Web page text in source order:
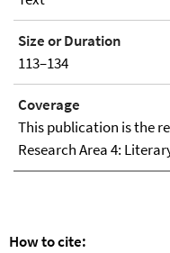
Size or Duration
113–134
Coverage
This publication is the
Research Area 4:
How to cite: